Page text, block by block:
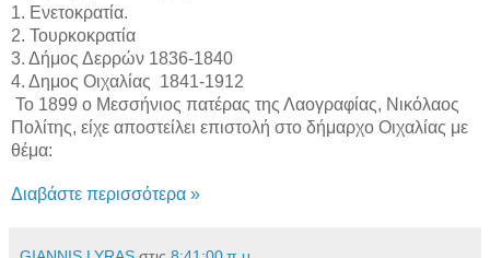
1. Ενετοκρατία.
2. Τουρκοκρατία
3. Δήμος Δερρών 1836-1840
4. Δημος Οιχαλίας 1841-1912
Το 1899 ο Μεσσήνιος πατέρας της Λαογραφίας, Νικόλαος
Πολίτης, είχε αποστείλει επιστολή στο δήμαρχο Οιχαλίας με
θέμα:
Διαβάστε περισσότερα »